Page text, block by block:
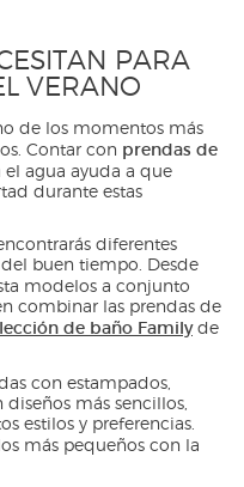
PARA
VERANO
de los momentos más
Contar con prendas de
agua ayuda a que
durante estas
diferentes
buen tiempo. Desde
modelos a conjunto
combinar las prendas de
de baño Familyde
con estampados,
más sencillos,
estilos y preferencias.
más pequeños con la